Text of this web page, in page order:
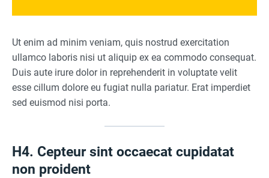
Ut enim ad minim veniam, quis nostrud exercitation
ullamco laboris nisi ut aliquip ex ea commodo consequat.
Duis aute irure dolor in reprehenderit in voluptate velit
esse cillum dolore eu fugiat nulla pariatur. Erat imperdiet
sed euismod nisi porta.
H4. Cepteur sint occaecat cupidatat
non proident